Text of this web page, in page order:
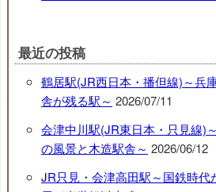
最近の投稿
鶴居駅(JR西日本・播但線)～兵
舎が残る駅～ 2026/07/11
会津中川駅(JR東日本・只見線)
の風景と木造駅舎～ 2026/06/12
JR只見・会津高田駅～国鉄時代